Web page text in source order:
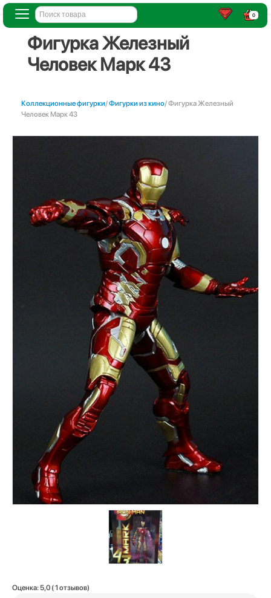
0
Фигурка Железный
Человек Марк 43
Коллекционные фигурки/Фигурки из кино/ Фигурка Железный
Человек Марк 43
Оценка: 5,0 (1 отзывов)